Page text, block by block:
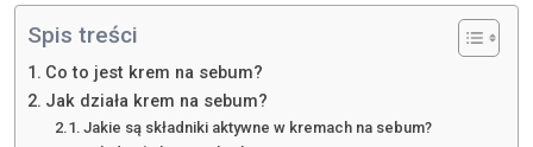
Spis treści
Co to jest krem na sebum?
Jak działa krem na sebum?
Jakie są składniki aktywne w kremach na sebum?